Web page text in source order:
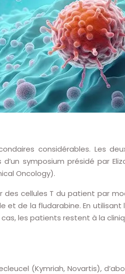
considérables. Les
symposium présidé par
Oncology).
des cellules T du patient par
de la fludarabine. En utilisant
les patients restent à la
(Kymriah, Novartis),